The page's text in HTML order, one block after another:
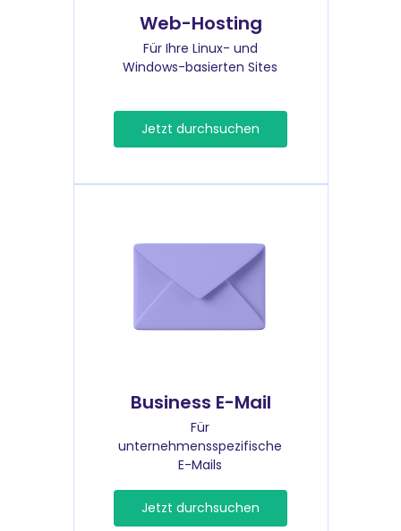
Web-Hosting
Für Ihre Linux- und
Windows-basierten Sites
Jetzt durchsuchen
Business E-Mail
Für
unternehmensspezifische
E-Mails
Jetzt durchsuchen